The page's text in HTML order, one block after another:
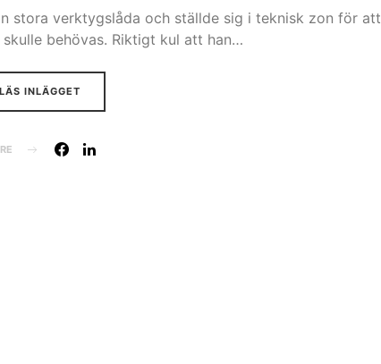
stora verktygslåda och ställde sig i teknisk zon för att
behövas. Riktigt kul att han…
INLÄGGET